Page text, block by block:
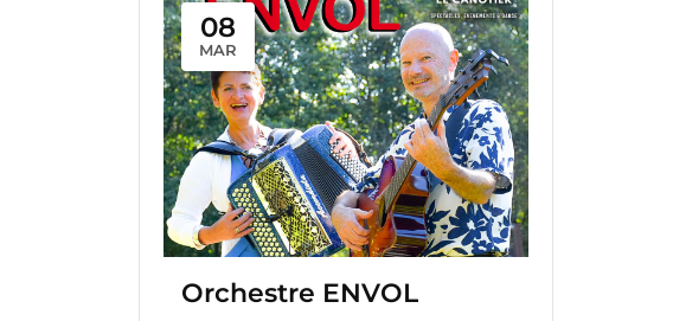
08
MAR
Orchestre ENVOL